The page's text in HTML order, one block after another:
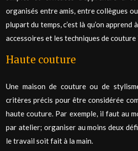
organisés entre amis, entre collègues
plupart du temps, c’est là qu’on apprend
accessoires et les techniques de couture
Haute couture
Une maison de couture ou de
critères précis pour être considérée
haute couture. Par exemple, il faut au
par atelier; organiser au moins deux
le travail soit fait à la main.